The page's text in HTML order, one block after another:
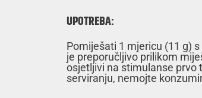
UPOTREBA:
Pomiješati 1 mjericu (11 g)
je preporučljivo prilikom
osjetljivi na stimulanse prvo
serviranju, nemojte